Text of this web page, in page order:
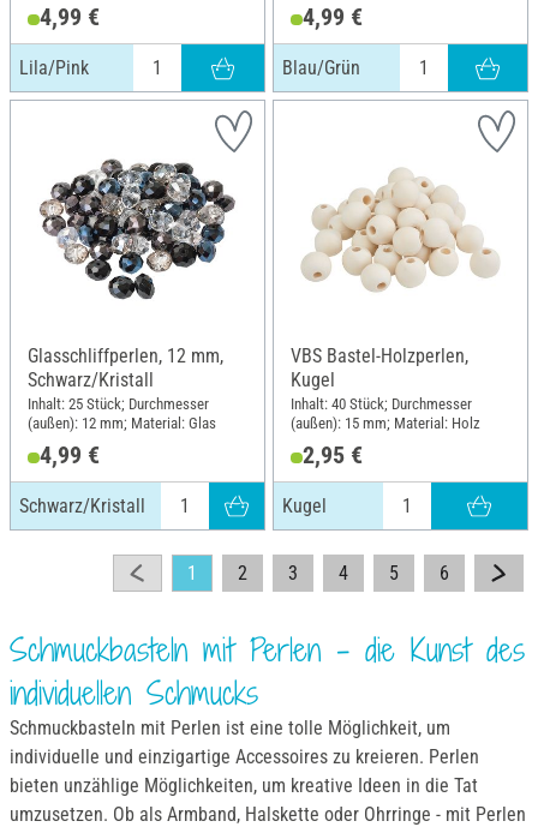
4,99 €
Lila/Pink
4,99 €
Blau/Grün
Glasschliffperlen, 12 mm,
Schwarz/Kristall
Inhalt: 25 Stück; Durchmesser
(außen): 12 mm; Material: Glas
4,99 €
Schwarz/Kristall
VBS Bastel-Holzperlen,
Kugel
Inhalt: 40 Stück; Durchmesser
(außen): 15 mm; Material: Holz
2,95 €
Kugel
1 2 3 4 5 6
Schmuckbasteln mit Perlen - die Kunst des
individuellen Schmucks
Schmuckbasteln mit Perlen ist eine tolle Möglichkeit, um
individuelle und einzigartige Accessoires zu kreieren. Perlen
bieten unzählige Möglichkeiten, um kreative Ideen in die Tat
umzusetzen. Ob als Armband, Halskette oder Ohrringe - mit Perlen